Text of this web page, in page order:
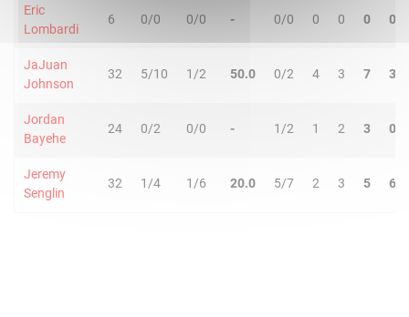
Eric
Lombardi
6 0/0 0/0 - 0/0 0 0 0 0
JaJuan
Johnson
32 5/10 1/2 50.0 0/2 4 3 7 3
Jordan
Bayehe
24 0/2 0/0 - 1/2 1 2 3 0
Jeremy
Senglin
32 1/4 1/6 20.0 5/7 2 3 5 6